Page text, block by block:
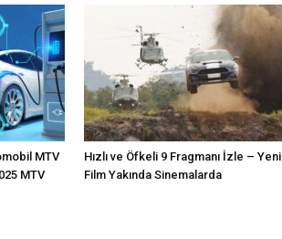
MTV
MTV
Hızlı ve Öfkeli 9 Fragmanı İzle – Yeni
Film Yakında Sinemalarda